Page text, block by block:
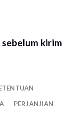
kirim
PERJANJIAN